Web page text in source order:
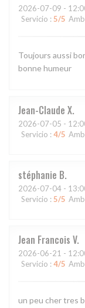
2026-07-09 -
Servicio : 5/5
Toujours aussi
bonne humeur
Jean-Claude X
2026-07-05 -
Servicio : 4/5
stéphanie B
2026-07-04 -
Servicio : 5/5
Jean Francois V
2026-06-21 -
Servicio : 4/5
un peu cher tres